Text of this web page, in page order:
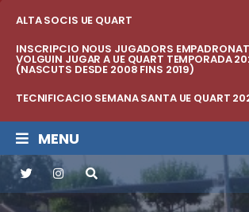
ALTA SOCIS UE QUART
INSCRIPCIO NOUS JUGADORS
VOLGUIN JUGAR A UE QUART TEMPORADA
(NASCUTS DESDE 2008 FINS 2019)
TECNIFICACIO SEMANA SANTA UE QUART
MENU